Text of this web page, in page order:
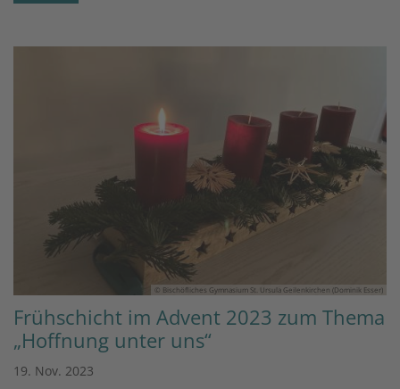
© Bischöfliches Gymnasium St. Ursula Geilenkirchen (Dominik Esser)
Frühschicht im Advent 2023 zum Thema
„Hoffnung unter uns“
19. Nov. 2023